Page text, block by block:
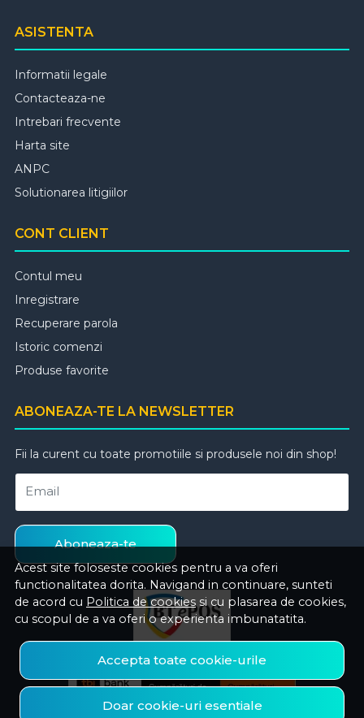
Acest site foloseste cookies pentru a va oferi
functionalitatea dorita. Navigand in continuare, sunteti
de acord cu Politica de cookies si cu plasarea de cookies,
cu scopul de a va oferi o experienta imbunatatita.
Accepta toate cookie-urile
Doar cookie-uri esentiale
ASISTENTA
Informatii legale
Contacteaza-ne
Intrebari frecvente
Harta site
ANPC
Solutionarea litigiilor
CONT CLIENT
Contul meu
Inregistrare
Recuperare parola
Istoric comenzi
Produse favorite
ABONEAZA-TE LA NEWSLETTER
Fii la curent cu toate promotiile si produsele noi din shop!
Email
Aboneaza-te